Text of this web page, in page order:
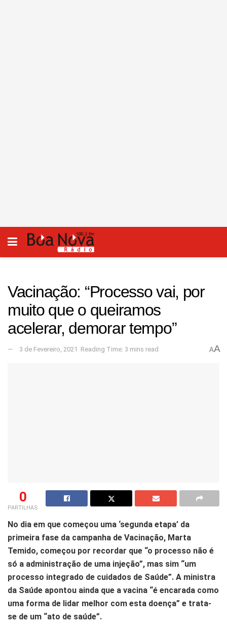
Vacinação: “Processo vai, por
muito que o queiramos
acelerar, demorar tempo”
3 de Fevereiro, 2021 Reading Time: 3 mins read AA
0
PARTILHAS
No dia em que começou uma ‘segunda etapa’ da
primeira fase da campanha de Vacinação, Marta
Temido, começou por recordar que “o processo não é
só a administração de uma injeção”, mas sim “um
processo integrado de cuidados de Saúde”. A ministra
da Saúde apontou ainda que a vacina “é encarada como
uma forma de lidar melhor com esta doença” e trata-
se de um “ato de saúde”.